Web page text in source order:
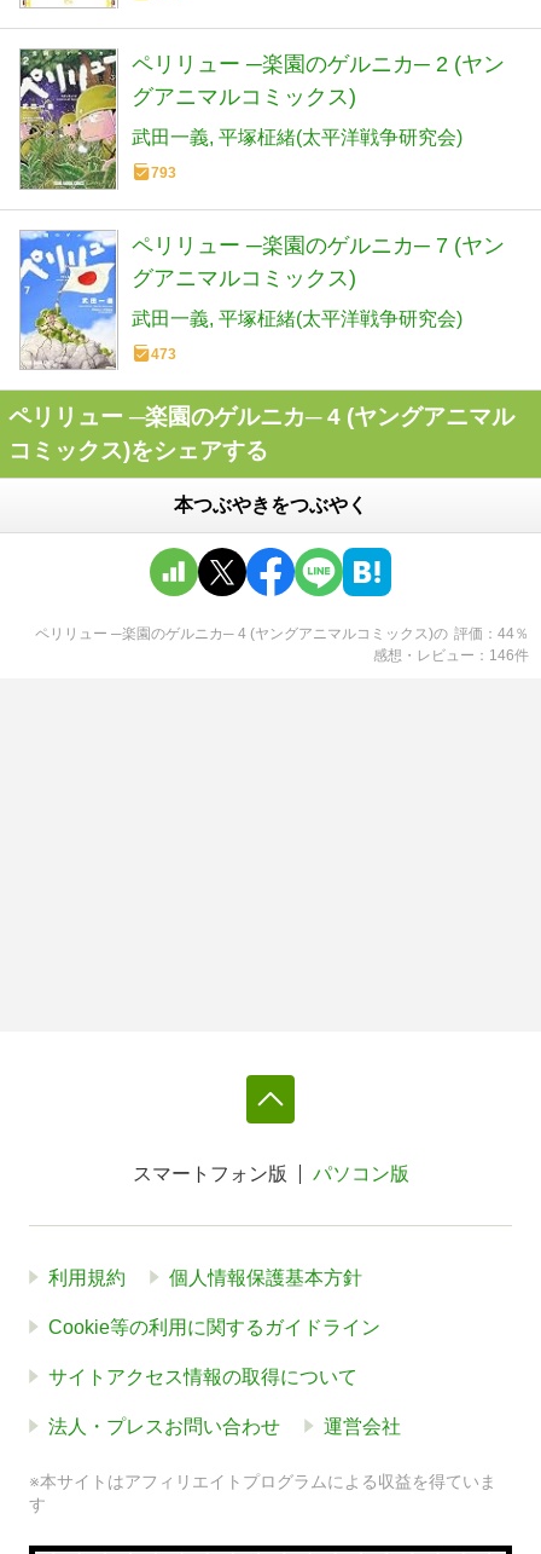
ペリリュー ─楽園のゲルニカ─ 2 (ヤン
グアニマルコミックス)
武田一義 平塚柾緒(太平洋戦争研究会)
793
ペリリュー ─楽園のゲルニカ─ 7 (ヤン
グアニマルコミックス)
武田一義 平塚柾緒(太平洋戦争研究会)
473
ペリリュー ─楽園のゲルニカ─ 4 (ヤングアニマル
コミックス)をシェアする
本つぶやきをつぶやく
ペリリュー ─楽園のゲルニカ─ 4 (ヤングアニマルコミックス)の 評価 44％
感想・レビュー
146件
スマートフォン版 パソコン版
利用規約 個人情報保護基本方針
Cookie等の利用に関するガイドライン
サイトアクセス情報の取得について
法人・プレスお問い合わせ 運営会社
※本サイトはアフィリエイトプログラムによる収益を得ていま
す